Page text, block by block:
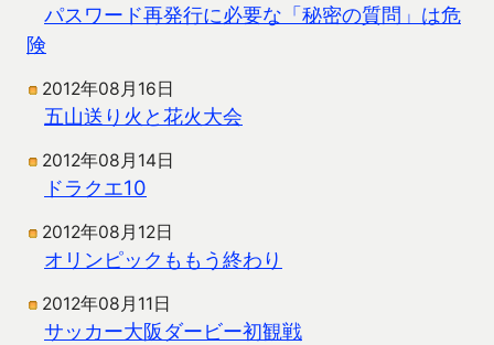
パスワード再発行に必要な「秘密の質問」は危
険
2012年08月16日
五山送り火と花火大会
2012年08月14日
ドラクエ10
2012年08月12日
オリンピックももう終わり
2012年08月11日
サッカー大阪ダービー初観戦